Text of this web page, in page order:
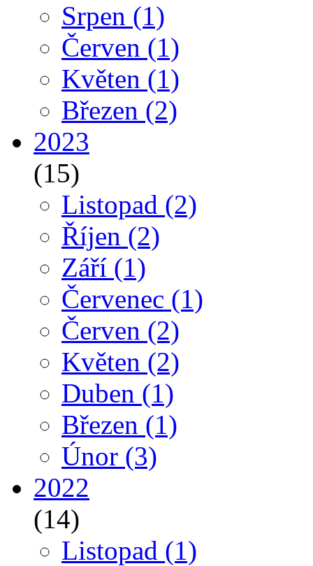
Srpen (1)
Červen (1)
Květen (1)
Březen (2)
2023
(15)
Listopad (2)
Říjen (2)
Září (1)
Červenec (1)
Červen (2)
Květen (2)
Duben (1)
Březen (1)
Únor (3)
2022
(14)
Listopad (1)